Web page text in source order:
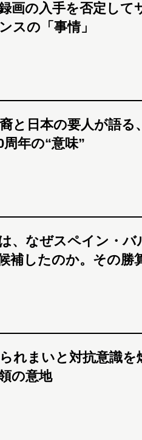
画の入手を否定して
スの「事情」
と日本の要人が語る
年の“意味”
、なぜスペイン・バ
補したのか。その勝
れまいと対抗意識を
の意地